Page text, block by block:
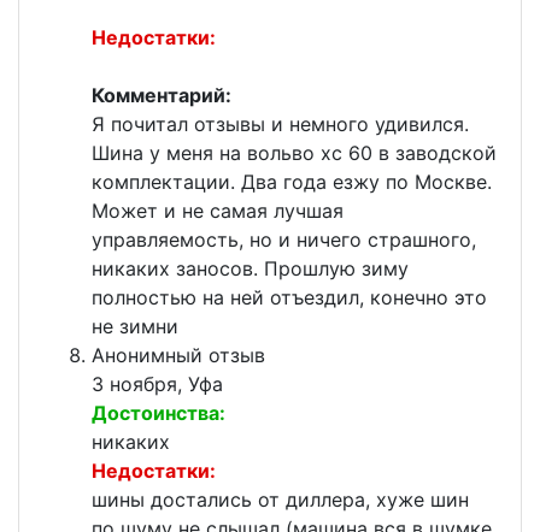
Недостатки:
Комментарий:
Я почитал отзывы и немного удивился.
Шина у меня на вольво хс 60 в заводской
комплектации. Два года езжу по Москве.
Может и не самая лучшая
управляемость, но и ничего страшного,
никаких заносов. Прошлую зиму
полностью на ней отъездил, конечно это
не зимни
Анонимный отзыв
3 ноября, Уфа
Достоинства:
никаких
Недостатки:
шины достались от диллера, хуже шин